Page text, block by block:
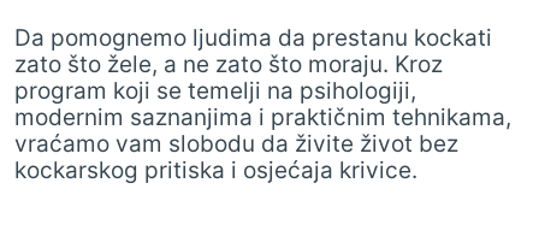
Da pomognemo ljudima da prestanu kockati
zato što žele, a ne zato što moraju. Kroz
program koji se temelji na psihologiji,
modernim saznanjima i praktičnim tehnikama,
vraćamo vam slobodu da živite život bez
kockarskog pritiska i osjećaja krivice.